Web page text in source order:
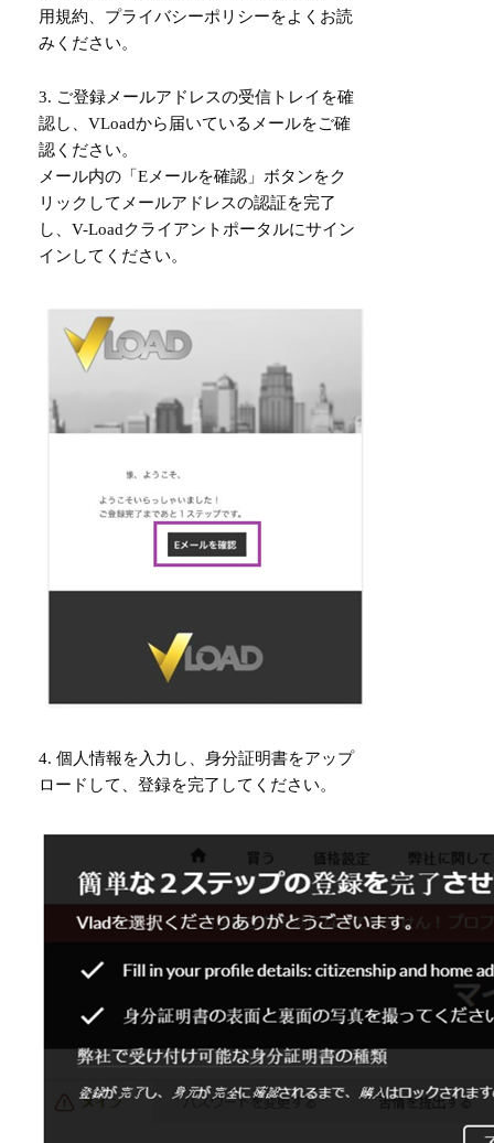
用規約、プライバシーポリシーをよくお読
みください。
3. ご登録メールアドレスの受信トレイを確
認し、VLoadから届いているメールをご確
認ください。
メール内の「Eメールを確認」ボタンをク
リックしてメールアドレスの認証を完了
し、V-Loadクライアントポータルにサイン
インしてください。
4. 個人情報を入力し、身分証明書をアップ
ロードして、登録を完了してください。